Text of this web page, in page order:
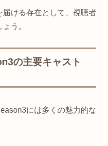
ける存在として、視聴者
う。
の主要キャスト
には多くの魅力的な